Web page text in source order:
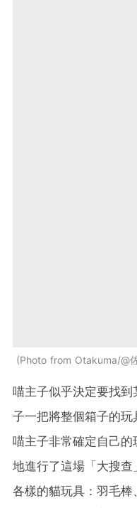
Photo from Otakuma/@
喵主子似乎決定要找
子一把將整個箱子的玩
喵主子非常確定自己
地進行了這場「大搜
各樣的貓玩具：羽毛